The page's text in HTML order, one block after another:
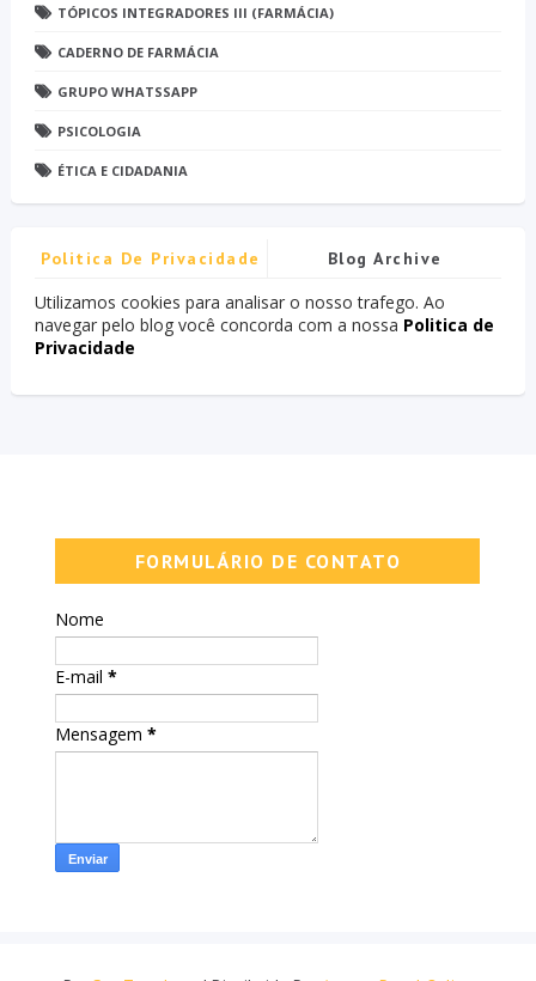
TÓPICOS INTEGRADORES III (FARMÁCIA)
CADERNO DE FARMÁCIA
GRUPO WHATSSAPP
PSICOLOGIA
ÉTICA E CIDADANIA
Politica De Privacidade Blog Archive
Utilizamos cookies para analisar o nosso trafego. Ao
navegar pelo blog você concorda com a nossa Politica de
Privacidade
FORMULÁRIO DE CONTATO
Nome
E-mail*
Mensagem*